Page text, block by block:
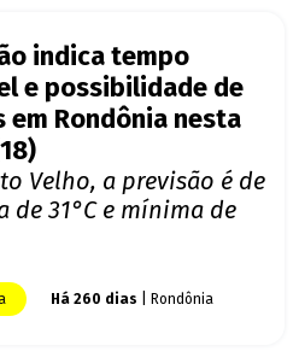
indica tempo
e possibilidade de
em Rondônia nesta
Velho, a previsão é de
de 31°C e mínima de
Há 260 dias | Rondônia